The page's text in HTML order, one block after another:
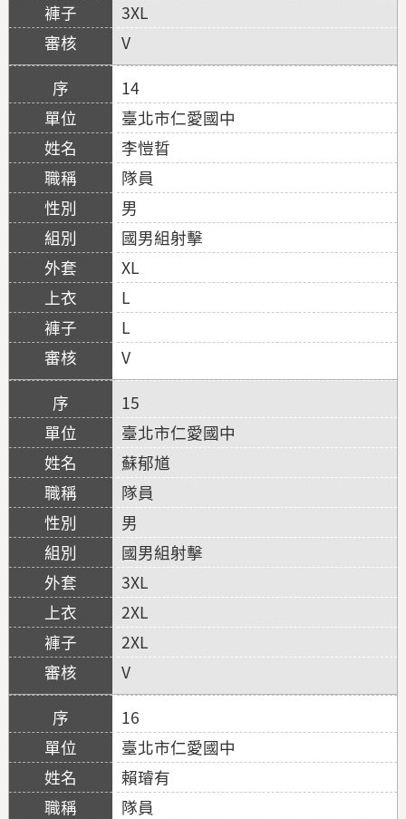
3XL
V
14
臺北市仁愛國中
李愷晢
隊員
男
國男組射擊
XL
L
L
V
15
臺北市仁愛國中
蘇郁馗
隊員
男
國男組射擊
3XL
2XL
2XL
V
16
臺北市仁愛國中
賴璿有
隊員